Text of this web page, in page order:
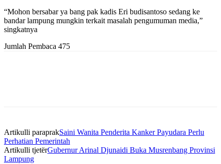
“Mohon bersabar ya bang pak kadis Eri budisantoso sedang ke
bandar lampung mungkin terkait masalah pengumuman media,”
singkatnya
Jumlah Pembaca 475
Artikulli paraprakSaini Wanita Penderita Kanker Payudara Perlu
Perhatian Pemerintah
Artikulli tjetërGubernur Arinal Djunaidi Buka Musrenbang Provinsi
Lampung